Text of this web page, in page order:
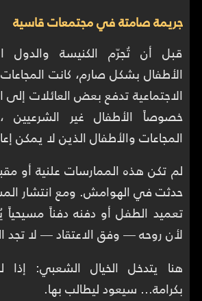
جريمة صامتة في مجتمعات قاسية
قبل أن تُجرّم الكنيسة والدول
الأطفال بشكل صارم، كانت
الاجتماعية تدفع بعض العائلات إلى
خصوصاً الأطفال غير الشرعيين ،
المجاعات والأطفال الذين لا يمكن
لم تكن هذه الممارسات علنية أو
حدثت في الهوامش. ومع انتشار
تعميد الطفل أو دفنه دفناً مسيحياً
لأن روحه — وفق الاعتقاد — لا تجد
هنا يتدخل الخيال الشعبي:
بكرامة… سيعود ليطالب بها.